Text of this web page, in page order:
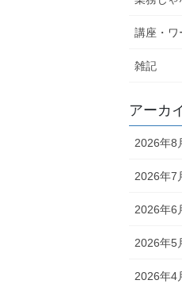
講座・ワ
雑記
アーカ
2026年8
2026年7
2026年6
2026年5
2026年4